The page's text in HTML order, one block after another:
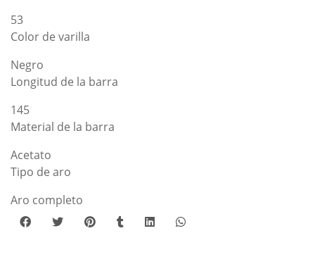
53
Color de varilla
Negro
Longitud de la barra
145
Material de la barra
Acetato
Tipo de aro
Aro completo